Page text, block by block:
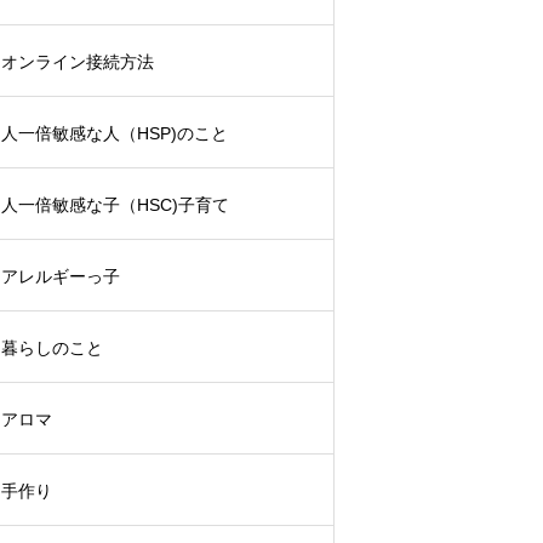
オンライン接続方法
人一倍敏感な人（HSP)のこと
人一倍敏感な子（HSC)子育て
アレルギーっ子
暮らしのこと
アロマ
手作り